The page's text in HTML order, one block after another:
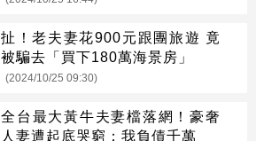
扯！老夫妻花900元跟團旅遊 竟
被騙去「買下180萬海景房」
(2024/10/25 09:30)
全台最大黃牛夫妻檔落網！豪奢
人妻遭起底哭窮：我負債千萬